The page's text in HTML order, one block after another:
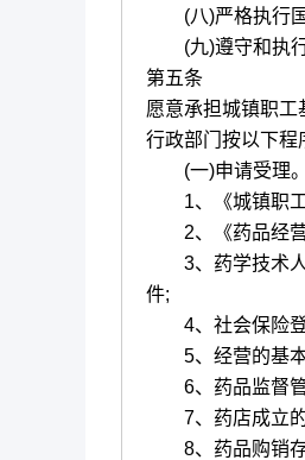
(八)严格执行国
(九)遵守和执行
第五条
愿意承担城镇职
行政部门按以下程
(一)申请受理。
1、《城镇职工
2、《药品经营
3、药学技术人
件;
4、社会保险登
5、经营的基本
6、药品监督管
7、药店成立的
8、药品购销存